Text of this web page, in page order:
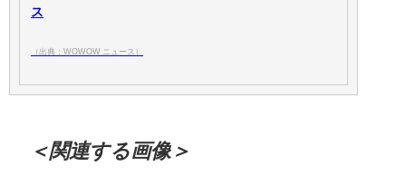
ス
（出典：WOWOW ニュース）
＜関連する画像＞